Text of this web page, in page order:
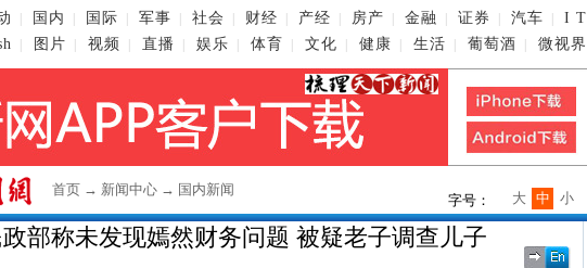
国内 国际 军事 社会 财经 产经 房产 金融 证券 汽车 I T
图片 视频 直播 娱乐 体育 文化 健康 生活 葡萄酒 微视界
首页 → 新闻中心 → 国内新闻
字号： 小
中
大
部称未发现嫣然财务问题 被疑老子调查儿子